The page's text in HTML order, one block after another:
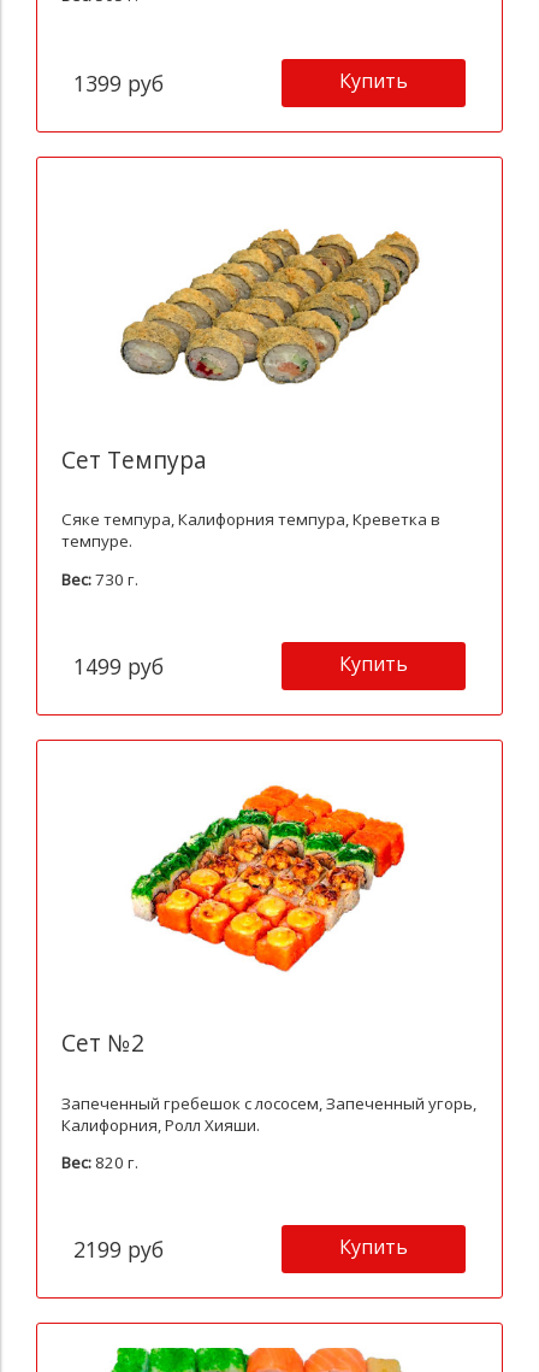
1399 руб Купить
Сет Темпура
Сяке темпура, Калифорния темпура, Креветка в
темпуре.
Вес:730 г.
1499 руб Купить
Сет №2
Запеченный гребешок с лососем, Запеченный угорь,
Калифорния, Ролл Хияши.
Вес: 820 г.
2199 руб Купить